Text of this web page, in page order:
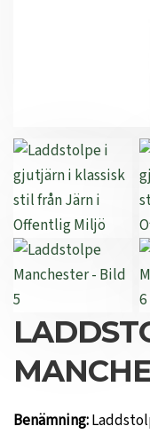
Benämning: